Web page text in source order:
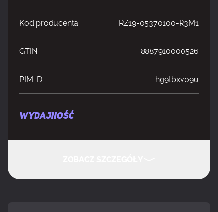
Kod producenta RZ19-05370100-R3M1
GTIN 8887910000526
PIM ID hg9tbxv09u
WYDAJNOŚĆ